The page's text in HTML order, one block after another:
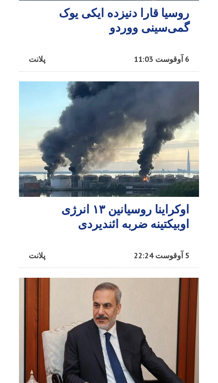
روسیا قارا دنیزده ایکی یوک
گمی‌سینی ووردو
پلانت 6 آوقوست 11:03
اوکراینا روسیانین ۱۳ انرژی
اوبیکتینه ضربه ائندیردی
پلانت 5 آوقوست 22:24